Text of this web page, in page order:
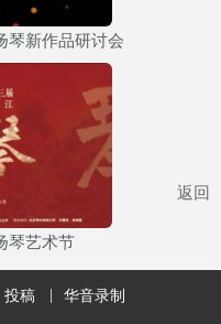
琴新作品研讨会
琴艺术节
投稿 华音录制
返回